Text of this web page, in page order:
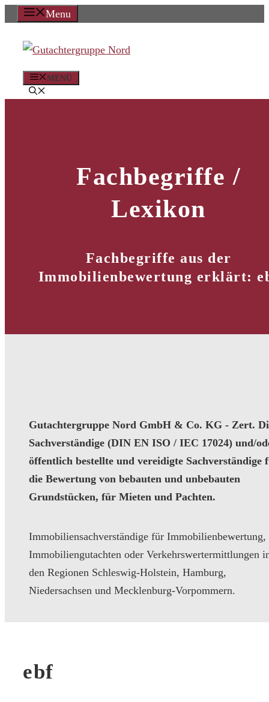
Zum
springen
Menu
MENÜ
Fachbegriffe /
Lexikon
Fachbegriffe aus der
Immobilienbewertung erklärt:
Gutachtergruppe Nord GmbH & Co. KG - Zert.
Sachverständige (DIN EN ISO / IEC 17024) und/
öffentlich bestellte und vereidigte Sachverständige
die Bewertung von bebauten und unbebauten
Grundstücken, für Mieten und Pachten.
Immobiliensachverständige für Immobilienbewertung,
Immobiliengutachten oder Verkehrswertermittlungen
den Regionen Schleswig-Holstein, Hamburg,
Niedersachsen und Mecklenburg-Vorpommern.
ebf